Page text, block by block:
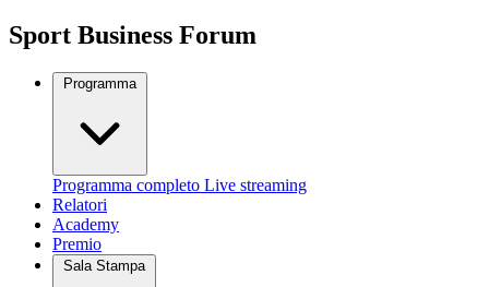
Sport Business Forum
Programma
Programma completo Live streaming
Relatori
Academy
Premio
Sala Stampa